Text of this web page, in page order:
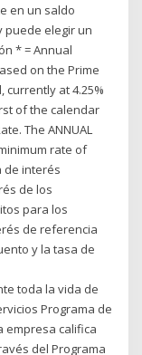
en un saldo
puede elegir un
* = Annual
on the Prime
currently at 4.25%
of the calendar
The ANNUAL
rate of
de interés
de los
para los
de referencia
y la tasa de
toda la vida de
Programa de
empresa califica
del Programa